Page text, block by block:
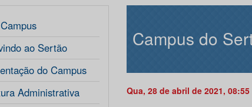
vindo ao Sertão
do Campus
Administrativa
Campus do
Qua, 28 de abril de 2021, 08:55